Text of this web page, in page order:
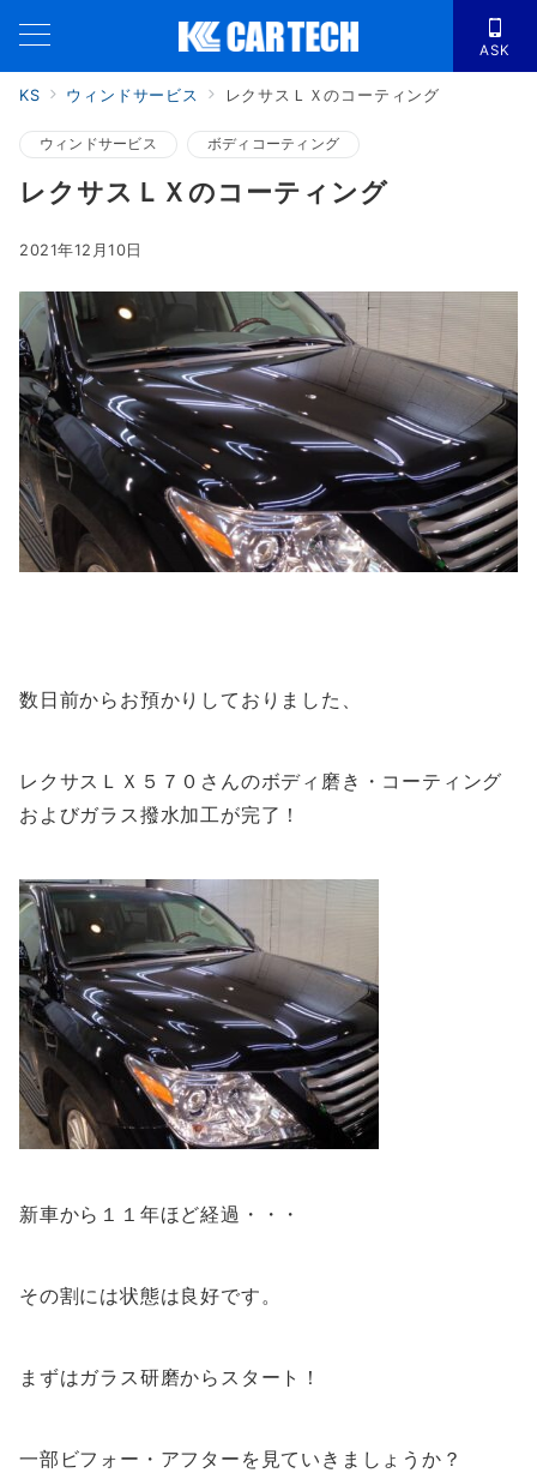
ASK
KS ウィンドサービス レクサスＬＸのコーティング
ウィンドサービス ボディコーティング
レクサスＬＸのコーティング
2021年12月10日
数日前からお預かりしておりました、
レクサスＬＸ５７０さんのボディ磨き・コーティング
およびガラス撥水加工が完了！
新車から１１年ほど経過・・・
その割には状態は良好です。
まずはガラス研磨からスタート！
一部ビフォー・アフターを見ていきましょうか？